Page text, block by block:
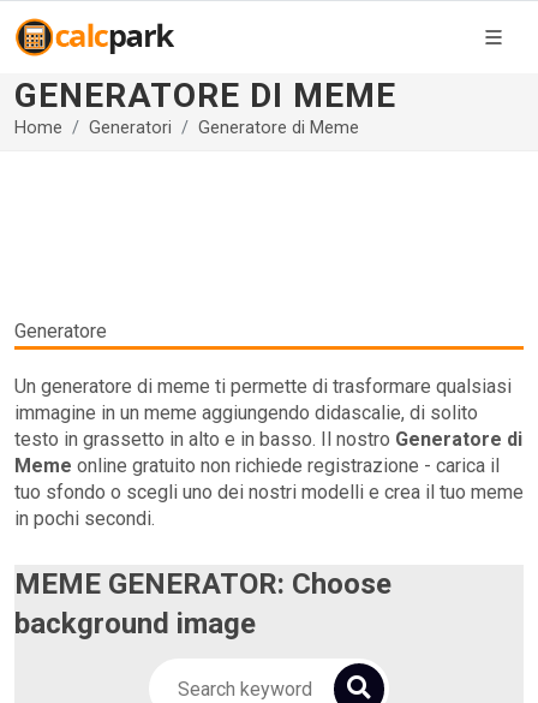
GENERATORE DI MEME
Home Generatori Generatore di Meme
Generatore
Un generatore di meme ti permette di trasformare qualsiasi
immagine in un meme aggiungendo didascalie, di solito
testo in grassetto in alto e in basso. Il nostro Generatore di
Meme online gratuito non richiede registrazione - carica il
tuo sfondo o scegli uno dei nostri modelli e crea il tuo meme
in pochi secondi.
MEME GENERATOR: Choose
background image